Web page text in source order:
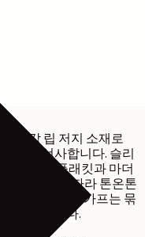
안감 립 저지 소재로
감을 선사합니다. 슬리
블 버튼 플래킷과 마더
튼 여밈을 따라 톤온톤
일체형 넥 스카프는 묶
수 있습니다.